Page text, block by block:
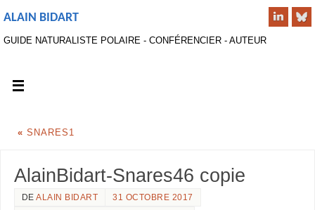
ALAIN BIDART
GUIDE NATURALISTE POLAIRE - CONFÉRENCIER - AUTEUR
« SNARES1
AlainBidart-Snares46 copie
DEALAIN BIDART
31 OCTOBRE 2017